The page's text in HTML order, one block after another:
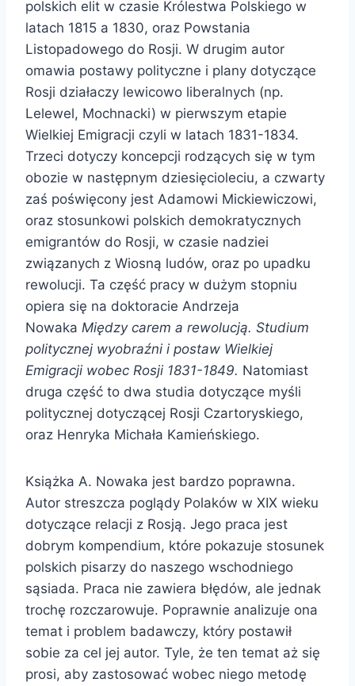
polskich elit w czasie Królestwa Polskiego w
latach 1815 a 1830, oraz Powstania
Listopadowego do Rosji. W drugim autor
omawia postawy polityczne i plany dotyczące
Rosji działaczy lewicowo liberalnych (np.
Lelewel, Mochnacki) w pierwszym etapie
Wielkiej Emigracji czyli w latach 1831-1834.
Trzeci dotyczy koncepcji rodzących się w tym
obozie w następnym dziesięcioleciu, a czwarty
zaś poświęcony jest Adamowi Mickiewiczowi,
oraz stosunkowi polskich demokratycznych
emigrantów do Rosji, w czasie nadziei
związanych z Wiosną ludów, oraz po upadku
rewolucji. Ta część pracy w dużym stopniu
opiera się na doktoracie Andrzeja
Nowaka Między carem a rewolucją. Studium
politycznej wyobraźni i postaw Wielkiej
Emigracji wobec Rosji 1831-1849. Natomiast
druga część to dwa studia dotyczące myśli
politycznej dotyczącej Rosji Czartoryskiego,
oraz Henryka Michała Kamieńskiego.
Książka A. Nowaka jest bardzo poprawna.
Autor streszcza poglądy Polaków w XIX wieku
dotyczące relacji z Rosją. Jego praca jest
dobrym kompendium, które pokazuje stosunek
polskich pisarzy do naszego wschodniego
sąsiada. Praca nie zawiera błędów, ale jednak
trochę rozczarowuje. Poprawnie analizuje ona
temat i problem badawczy, który postawił
sobie za cel jej autor. Tyle, że ten temat aż się
prosi, aby zastosować wobec niego metodę